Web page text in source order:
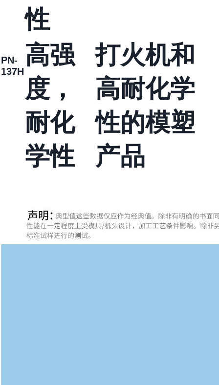
性
PN-
137H
高强
度，
耐化
学性
打火机和
高耐化学
性的模塑
产品